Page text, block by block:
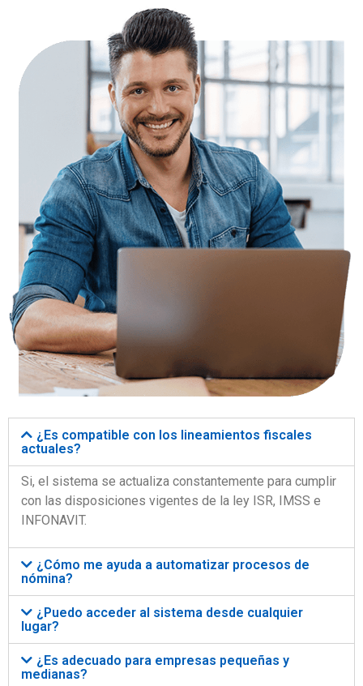
¿Es compatible con los lineamientos fiscales
actuales?
Si, el sistema se actualiza constantemente para cumplir
con las disposiciones vigentes de la ley ISR, IMSS e
INFONAVIT.
¿Cómo me ayuda a automatizar procesos de
nómina?
¿Puedo acceder al sistema desde cualquier
lugar?
¿Es adecuado para empresas pequeñas y
medianas?